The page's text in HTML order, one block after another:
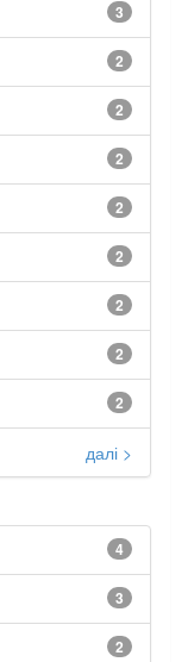
3
2
2
2
2
2
2
2
2
далі >
4
3
2